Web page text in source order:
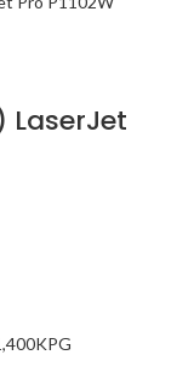
LaserJet